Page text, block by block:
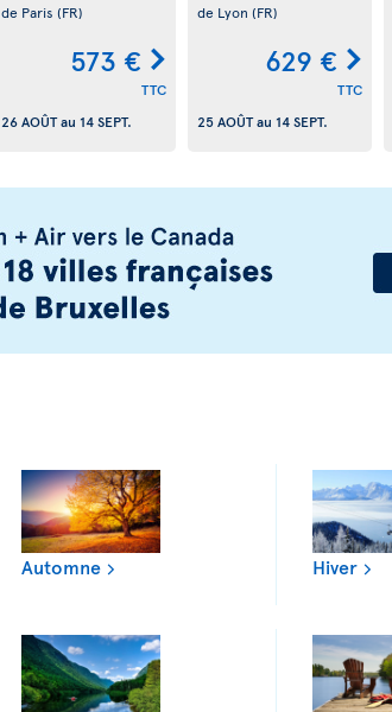
de Paris (FR)
573 €
TTC
26 AOÛTau 14 SEPT.
de Lyon (FR)
629 €
TTC
25 AOÛTau 14 SEPT.
Automne Hiver